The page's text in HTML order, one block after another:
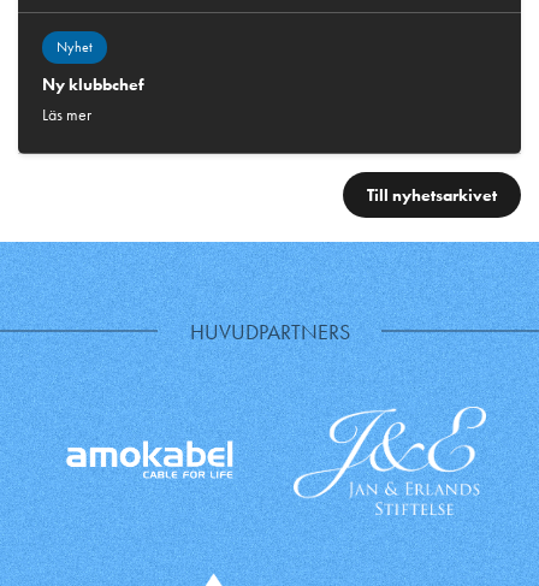
Nyhet
Ny klubbchef
Läs mer
Till nyhetsarkivet
HUVUDPARTNERS